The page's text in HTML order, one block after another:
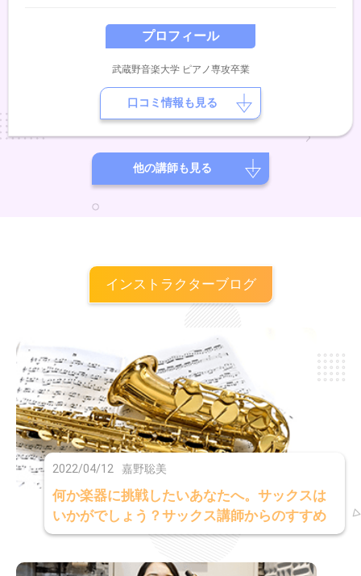
プロフィール
武蔵野音楽大学 ピアノ専攻卒業
口コミ情報も見る
他の講師も見る
インストラクターブログ
2022/04/12 嘉野聡美
何か楽器に挑戦したいあなたへ。サックスは
いかがでしょう？サックス講師からのすすめ